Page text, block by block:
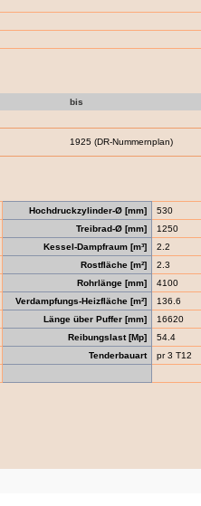
bis
1925 (DR-Nummernplan)
Hochdruckzylinder-Ø [mm]
530
Treibrad-Ø [mm]
1250
Kessel-Dampfraum [m³]
2.2
Rostfläche [m²]
2.3
Rohrlänge [mm]
4100
Verdampfungs-Heizfläche [m²]
136.6
Länge über Puffer [mm]
16620
Reibungslast [Mp]
54.4
Tenderbauart
pr 3 T12